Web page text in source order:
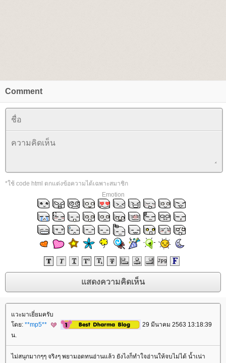
Comment
*ใช้ code html ตกแต่งข้อความได้เฉพาะสมาชิก
Emotion
วะมาเยี่ยมครับ
ดย: **mp5**
29 มีนาคม 2563 13:18:39
น.
ไม่สนุกมากๆๆ จริงๆ พยามอดทนอ่านแล้ว ยังไงก็ทำใจอ่านให้จบไม่ได้ น้ำเน่า